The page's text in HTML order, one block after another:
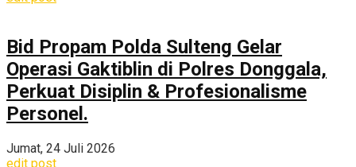
Bid Propam Polda Sulteng Gelar
Operasi Gaktiblin di Polres Donggala,
Perkuat Disiplin & Profesionalisme
Personel.
Jumat, 24 Juli 2026
edit post